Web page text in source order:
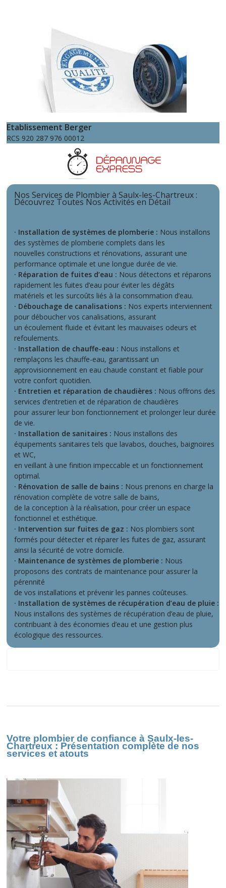
Etablissement Berger
RCS 920 287 976 00012
Nos Services de Plombier à Saulx-les-Chartreux :
Découvrez Toutes Nos Activités en Détail
· Installation de systèmes de plomberie : Nous installons
des systèmes de plomberie complets dans les
nouvelles constructions et rénovations, assurant une
performance optimale et une longue durée de vie.
· Réparation de fuites d’eau : Nous détectons et réparons
rapidement les fuites d’eau pour éviter les dégâts
matériels et les surcoûts liés à la consommation d’eau.
· Débouchage de canalisations : Nos experts interviennent
pour déboucher vos canalisations, assurant
un écoulement fluide et évitant les mauvaises odeurs et
refoulements.
· Installation de chauffe-eau : Nous installons et
remplaçons les chauffe-eau, garantissant un
approvisionnement en eau chaude constant et fiable pour
votre confort quotidien.
· Entretien et réparation de chaudières : Nous offrons des
services d’entretien et de réparation de chaudières
pour assurer leur bon fonctionnement et prolonger leur durée
de vie.
· Installation de sanitaires : Nous installons des
équipements sanitaires tels que lavabos, douches, baignoires
et WC,
en veillant à une finition impeccable et un fonctionnement
optimal.
· Rénovation de salle de bains : Nous prenons en charge la
rénovation complète de votre salle de bains,
de la conception à la réalisation, pour créer un espace
fonctionnel et esthétique.
· Intervention sur fuites de gaz : Nos plombiers sont
formés pour détecter et réparer les fuites de gaz, assurant
ainsi la sécurité de votre domicile.
· Maintenance de systèmes de plomberie : Nous
proposons des contrats de maintenance pour assurer la
pérennité
de vos installations et prévenir les pannes coûteuses.
· Installation de systèmes de récupération d’eau de pluie :
Nous installons des systèmes de récupération d’eau de pluie,
contribuant à des économies d’eau et une gestion plus
écologique des ressources.
Votre plombier de confiance à Saulx-les-
Chartreux : Présentation complète de nos
services et atouts